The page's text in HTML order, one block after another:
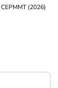
(2026)